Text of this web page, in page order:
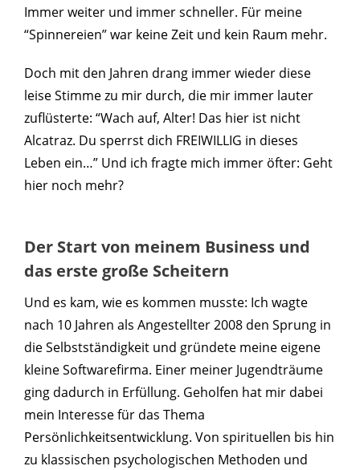
Immer weiter und immer schneller. Für meine
“Spinnereien” war keine Zeit und kein Raum mehr.
Doch mit den Jahren drang immer wieder diese
leise Stimme zu mir durch, die mir immer lauter
zuflüsterte: “Wach auf, Alter! Das hier ist nicht
Alcatraz. Du sperrst dich FREIWILLIG in dieses
Leben ein…” Und ich fragte mich immer öfter: Geht
hier noch mehr?
Der Start von meinem Business und
das erste große Scheitern
Und es kam, wie es kommen musste: Ich wagte
nach 10 Jahren als Angestellter 2008 den Sprung in
die Selbstständigkeit und gründete meine eigene
kleine Softwarefirma. Einer meiner Jugendträume
ging dadurch in Erfüllung. Geholfen hat mir dabei
mein Interesse für das Thema
Persönlichkeitsentwicklung. Von spirituellen bis hin
zu klassischen psychologischen Methoden und